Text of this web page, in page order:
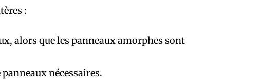
:
alors que les panneaux amorphes sont
nécessaires.